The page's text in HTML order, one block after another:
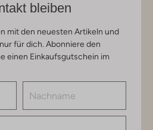
bleiben
mit den neuesten Artikeln und
für dich. Abonniere den
einen Einkaufsgutschein im